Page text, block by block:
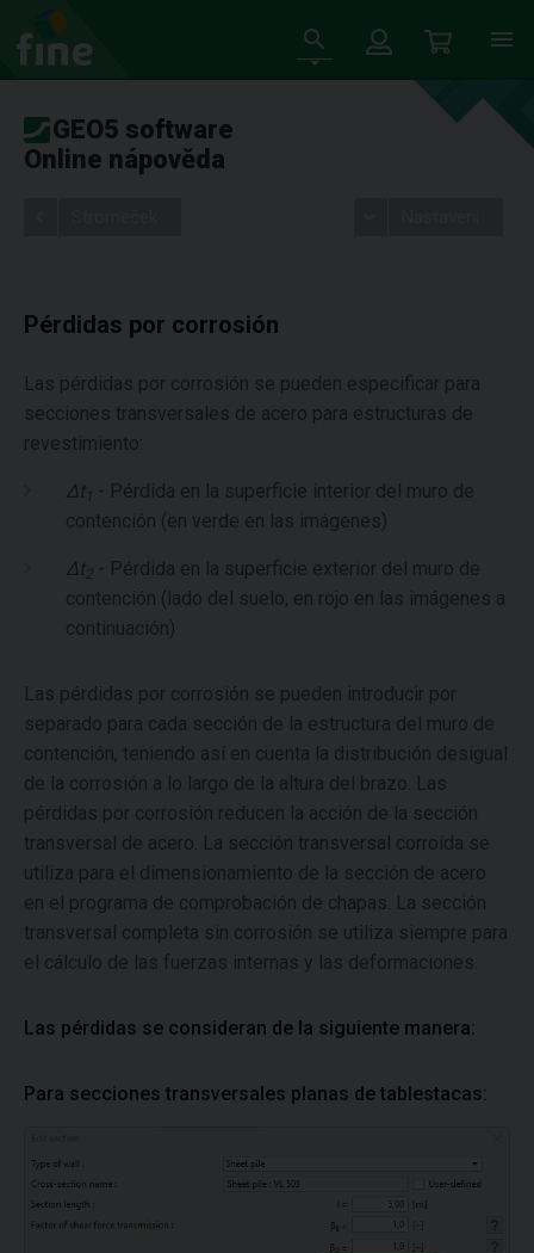
GEO5 software
Online nápověda
Pérdidas por corrosión
Las pérdidas por corrosión se pueden especificar para
secciones transversales de acero para estructuras de
revestimiento:
Δt 1 - Pérdida en la superficie interior del muro de
contención (en verde en las imágenes)
Δt2
- Pérdida en la superficie exterior del muro de
contención (lado del suelo, en rojo en las imágenes a
continuación)
Las pérdidas por corrosión se pueden introducir por
separado para cada sección de la estructura del muro de
contención, teniendo así en cuenta la distribución desigual
de la corrosión a lo largo de la altura del brazo. Las
pérdidas por corrosión reducen la acción de la sección
transversal de acero. La sección transversal corroída se
utiliza para el dimensionamiento de la sección de acero
en el programa de comprobación de chapas. La sección
transversal completa sin corrosión se utiliza siempre para
el cálculo de las fuerzas internas y las deformaciones.
Las pérdidas se consideran de la siguiente manera:
Para secciones transversales planas de tablestacas: